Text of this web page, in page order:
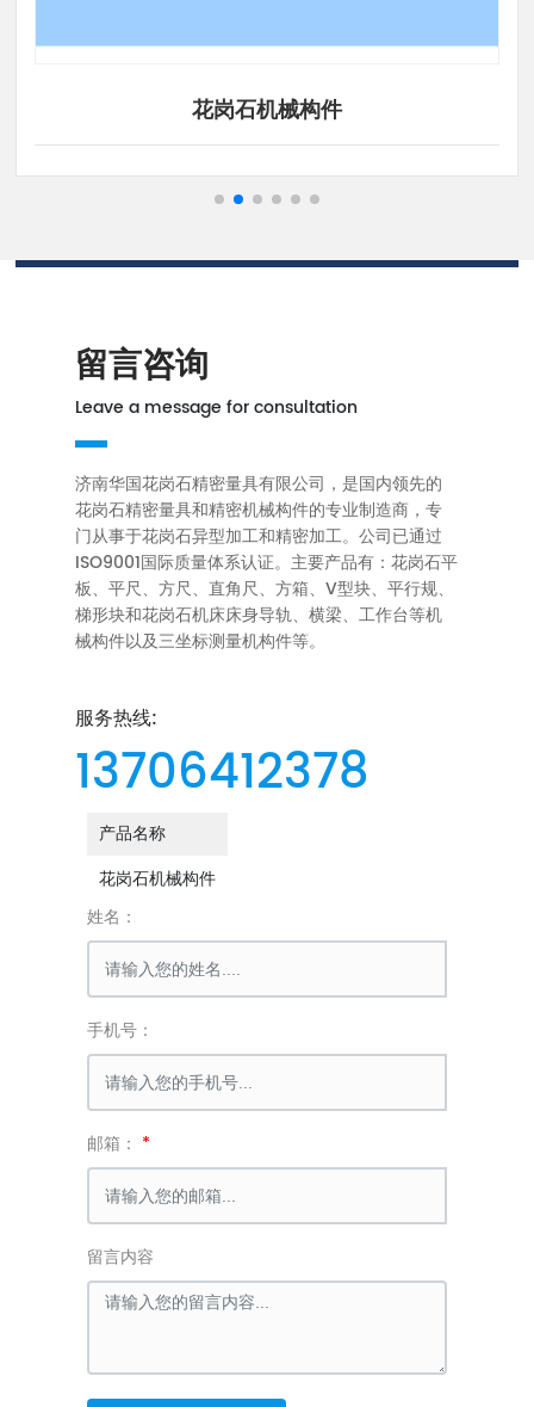
花岗石机械构件
留言咨询
Leave a message for consultation
济南华国花岗石精密量具有限公司，是国内领先的
花岗石精密量具和精密机械构件的专业制造商，专
门从事于花岗石异型加工和精密加工。公司已通过
ISO9001国际质量体系认证。主要产品有：花岗石平
板、平尺、方尺、直角尺、方箱、V型块、平行规、
梯形块和花岗石机床床身导轨、横梁、工作台等机
械构件以及三坐标测量机构件等。
服务热线:
13706412378
产品名称
花岗石机械构件
姓名：
手机号：
邮箱：
留言内容